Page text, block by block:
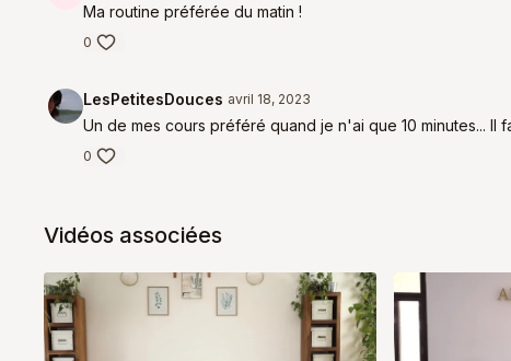
Ma routine préférée du matin !
0
LesPetitesDouces avril 18, 2023
Un de mes cours préféré quand je n'ai que 10 minutes... Il
0
Vidéos associées